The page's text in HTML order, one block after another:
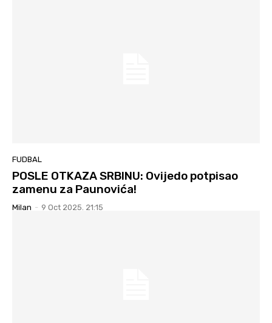
FUDBAL
POSLE OTKAZA SRBINU: Ovijedo potpisao
zamenu za Paunovića!
Milan - 9 Oct 2025. 21:15